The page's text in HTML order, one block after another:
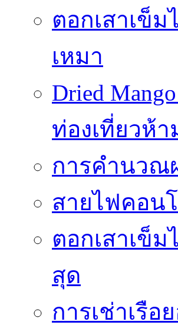
ตอกเสาเข็
เหมา
Dried
ท่องเที่ยวห้
การคำนวณ
สายไฟคอน
ตอกเสาเข็
สุด
การเช่าเรื